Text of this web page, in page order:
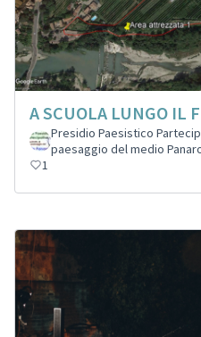
A SCUOLA LUNGO IL
Presidio Paesistico
paesaggio del medio
1